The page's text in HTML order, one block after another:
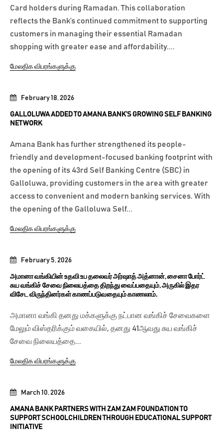
March 10, 2026
AMANA BANK PARTNERS WITH ZAM ZAM FOUNDATION TO
SUPPORT SCHOOLCHILDREN THROUGH EDUCATIONAL SUPPORT
INITIATIVE
February 5, 2026
அமானா வங்கியின் உதவி உப தலைவர் அர்ஷாத் அத்னான், சைனா போர்ட்
சுய வங்கிச் சேவை நிலையத்தை திறந்து வைப்பதையும், அருகில் இதர
விசேட விருந்தினர்கள் காணப்படுவதையும் காணலாம்.
அமானா வங்கி தனது மக்களுக்கு நட்பான வங்கிச் சேவைகளை
மேலும் விஸ்தரிக்கும் வகையில், தனது 41ஆவது சுய வங்கிச்
சேவை நிலையத்தை...
மேலதிக விபரங்களுக்கு
February 18, 2026
GALLOLUWA ADDED TO AMANA BANK’S GROWING SELF BANKING
NETWORK
Amana Bank has further strengthened its people-
friendly and development-focused banking footprint with
the opening of its 43rd Self Banking Centre (SBC) in
Galloluwa, providing customers in the area with greater
access to convenient and modern banking services. With
the opening of the Galloluwa Self...
மேலதிக விபரங்களுக்கு
Card holders during Ramadan. This collaboration
reflects the Bank’s continued commitment to supporting
customers in managing their essential Ramadan
shopping with greater ease and affordability....
மேலதிக விபரங்களுக்கு